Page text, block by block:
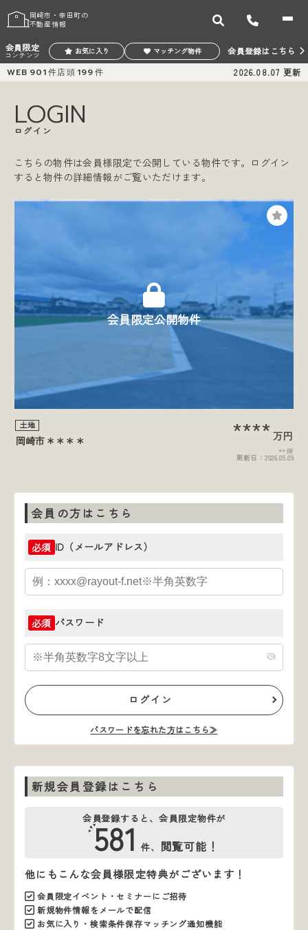
岡崎市・幸田町の
不動産情報
会員限定
コンテンツ お気に入り マッチング物件 会員登録はこちら
WEB 901件店頭 199件 2026.08.07 更新
LOGIN
ログイン
こちらの物件は会員様限定で公開している物件です。ログイン
すると物件の詳細情報がご覧いただけます。
会員限定公開物件
土地
岡崎市＊＊＊＊ **** 万円
**坪
更新日： 2026.05.09
会員の方はこちら
必須 ID（メールアドレス）
必須 パスワード
ログイン
パスワードを忘れた方はこちら≫
新規会員登録はこちら
会員登録すると、会員限定物件が
581 件、 閲覧可能！
他にもこんな会員様限定特典がございます！
会員限定イベント・セミナーにご招待
新規物件情報をメールで配信
お気に入り・検索条件保存マッチング通知機能